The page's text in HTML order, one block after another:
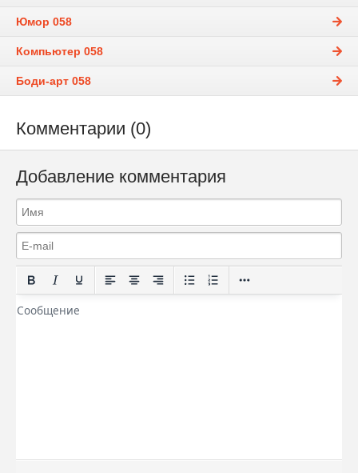
Юмор 058
Компьютер 058
Боди-арт 058
Комментарии (0)
Добавление комментария